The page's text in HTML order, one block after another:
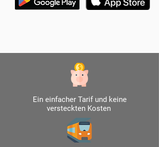
Ein einfacher Tarif und keine
versteckten Kosten